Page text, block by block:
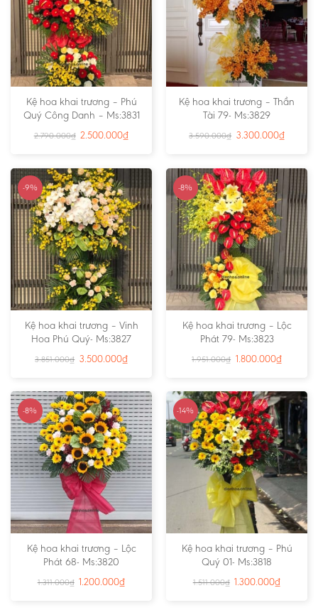
Kệ hoa khai trương – Phú
Quý Công Danh – Ms:3831
2.790.000₫ 2.500.000₫
Kệ hoa khai trương – Thần
Tài 79- Ms:3829
3.590.000₫ 3.300.000₫
-9%
Kệ hoa khai trương – Vinh
Hoa Phú Quý- Ms:3827
3.851.000₫ 3.500.000₫
-8%
Kệ hoa khai trương – Lộc
Phát 79- Ms:3823
1.951.000₫ 1.800.000₫
-8%
Kệ hoa khai trương – Lộc
Phát 68- Ms:3820
1.311.000₫ 1.200.000₫
-14%
Kệ hoa khai trương – Phú
Quý 01- Ms:3818
1.511.000₫ 1.300.000₫